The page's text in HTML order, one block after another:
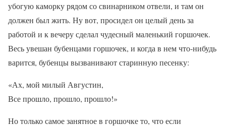
убогую каморку рядом со свинарником отвели, и там он
должен был жить. Ну вот, просидел он целый день за
работой и к вечеру сделал чудесный маленький горшочек.
Весь увешан бубенцами горшочек, и когда в нем что-нибудь
варится, бубенцы вызванивают старинную песенку:
«Ах, мой милый Августин,
Все прошло, прошло, прошло!»
Но только самое занятное в горшочке то, что если